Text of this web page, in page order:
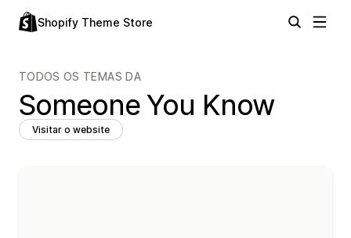
Shopify Theme Store
TODOS OS TEMAS DA
Someone You Know
Visitar o website